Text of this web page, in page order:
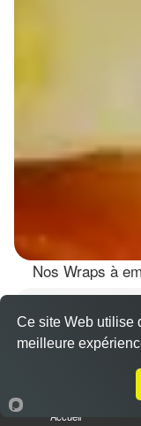
Nos Wraps à
8.50 €
Accueil
Ce site Web utilise
meilleure